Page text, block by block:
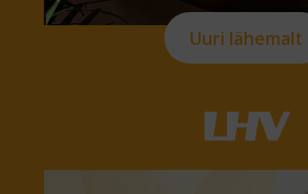
Uuri lähemalt